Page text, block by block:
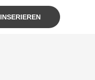
INSERIEREN